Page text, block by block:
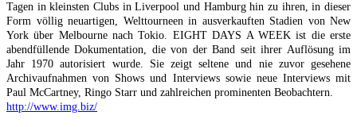
Tagen in kleinsten Clubs in Liverpool und Hamburg hin zu ihren, in dieser
Form völlig neuartigen, Welttourneen in ausverkauften Stadien von New
York über Melbourne nach Tokio. EIGHT DAYS A WEEK ist die erste
abendfüllende Dokumentation, die von der Band seit ihrer Auflösung im
Jahr 1970 autorisiert wurde. Sie zeigt seltene und nie zuvor gesehene
Archivaufnahmen von Shows und Interviews sowie neue Interviews mit
Paul McCartney, Ringo Starr und zahlreichen prominenten Beobachtern.
http://www.img.biz/